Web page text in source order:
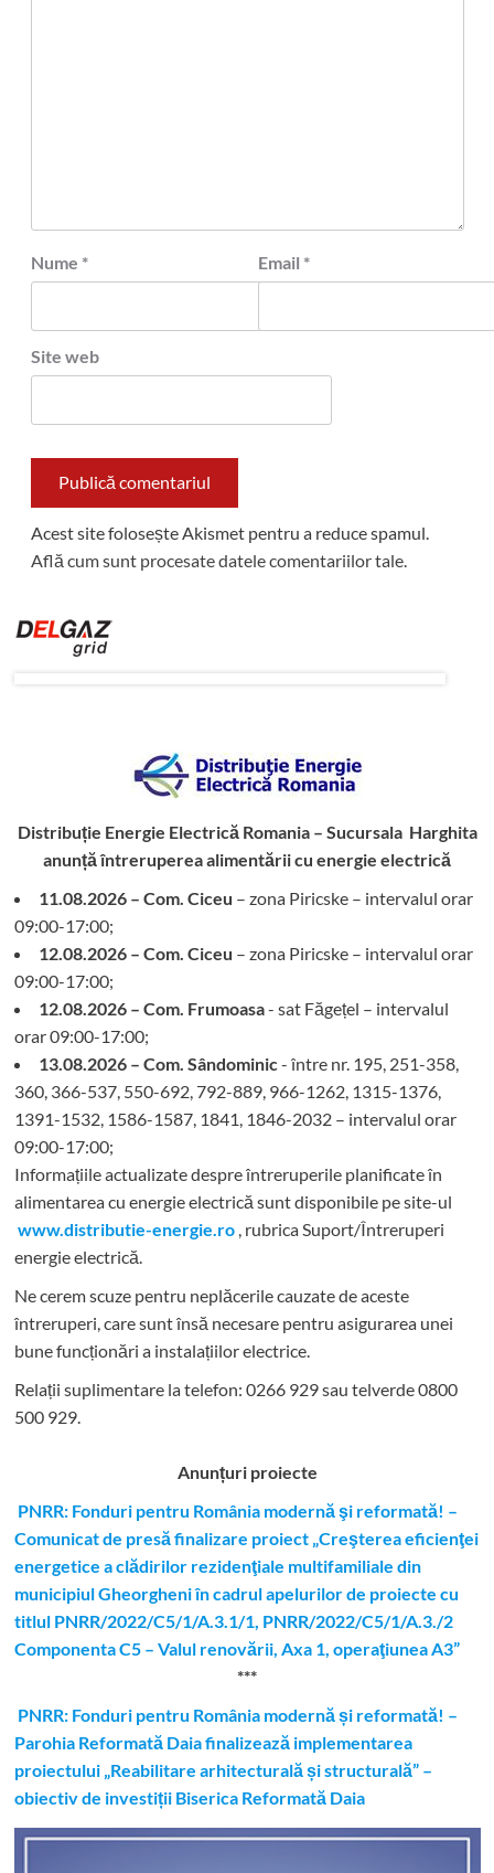
Nume * Email *
Site web
Acest site folosește Akismet pentru a reduce spamul.
Află cum sunt procesate datele comentariilor tale.
Distribuție Energie Electrică Romania – Sucursala Harghita
anunță întreruperea alimentării cu energie electrică
11.08.2026 – Com. Ciceu – zona Piricske – intervalul orar
09:00-17:00;
12.08.2026 – Com. Ciceu – zona Piricske – intervalul orar
09:00-17:00;
12.08.2026 – Com. Frumoasa- sat Făgețel – intervalul
orar 09:00-17:00;
13.08.2026 – Com. Sândominic - între nr. 195, 251-358,
360, 366-537, 550-692, 792-889, 966-1262, 1315-1376,
1391-1532, 1586-1587, 1841, 1846-2032 – intervalul orar
09:00-17:00;
Informațiile actualizate despre întreruperile planificate în
alimentarea cu energie electrică sunt disponibile pe site-ul
www.distributie-energie.ro , rubrica Suport/Întreruperi
energie electrică.
Ne cerem scuze pentru neplăcerile cauzate de aceste
întreruperi, care sunt însă necesare pentru asigurarea unei
bune funcționări a instalațiilor electrice.
Relații suplimentare la telefon: 0266 929 sau telverde 0800
500 929.
Anunțuri proiecte
PNRR: Fonduri pentru România modernă şi reformată! –
Comunicat de presă finalizare proiect „Creşterea eficienţei
energetice a clădirilor rezidenţiale multifamiliale din
municipiul Gheorgheni în cadrul apelurilor de proiecte cu
titlul PNRR/2022/C5/1/A.3.1/1, PNRR/2022/C5/1/A.3./2
Componenta C5 – Valul renovării, Axa 1, operaţiunea A3”
***
PNRR: Fonduri pentru România modernă și reformată! –
Parohia Reformată Daia finalizează implementarea
proiectului „Reabilitare arhitecturală și structurală” –
obiectiv de investiții Biserica Reformată Daia